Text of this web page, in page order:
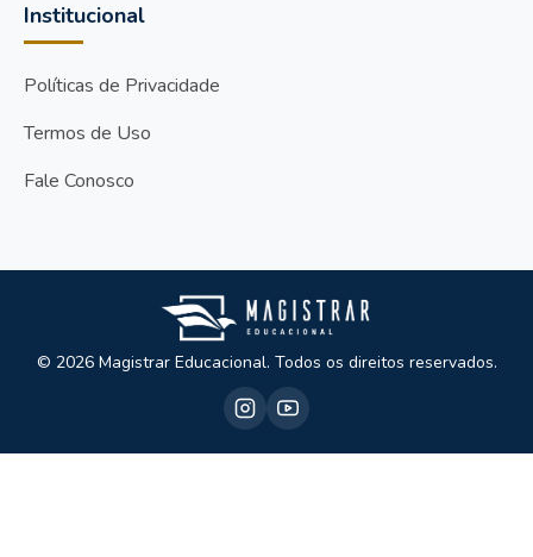
Institucional
Políticas de Privacidade
Termos de Uso
Fale Conosco
© 2026 Magistrar Educacional. Todos os direitos reservados.